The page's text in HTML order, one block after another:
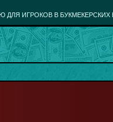
ИГРОКОВ В БУКМЕКЕРСКИХ